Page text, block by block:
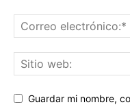
Guardar mi nombre,